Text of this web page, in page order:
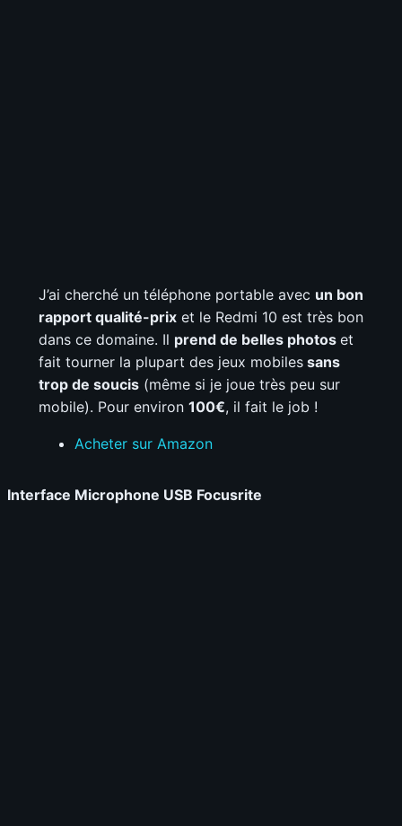
J’ai cherché un téléphone portable avec un bon
rapport qualité-prixet le Redmi 10 est très bon
dans ce domaine. Il prend de belles photos et
fait tourner la plupart des jeux mobilessans
trop de soucis(même si je joue très peu sur
mobile). Pour environ 100€, il fait le job !
Acheter sur Amazon
Interface Microphone USB Focusrite